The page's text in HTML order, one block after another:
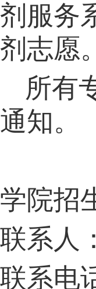
剂服务
剂志愿
所有
通知。
学院招
联系人：
联系电